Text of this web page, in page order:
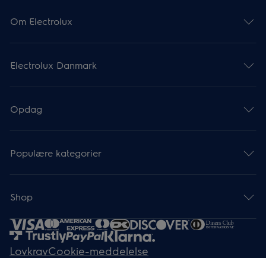
Om Electrolux
Electrolux Danmark
Opdag
Populære kategorier
Shop
LovkravCookie-meddelelse